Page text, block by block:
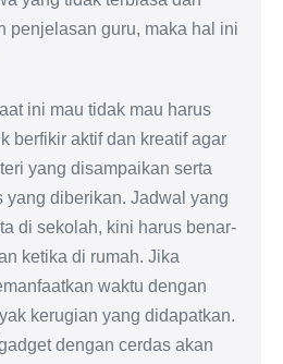
penjelasan guru, maka hal ini
ini mau tidak mau harus
berfikir aktif dan kreatif agar
yang disampaikan serta
yang diberikan. Jadwal yang
di sekolah, kini harus benar-
ketika di rumah. Jika
waktu dengan
kerugian yang didapatkan.
dengan cerdas akan